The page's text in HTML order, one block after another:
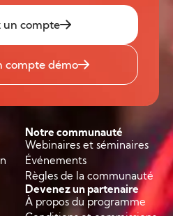
un compte
compte démo
Notre communauté
Webinaires et séminaires
Événements
Règles de la communauté
Devenez un partenaire
À propos du programme